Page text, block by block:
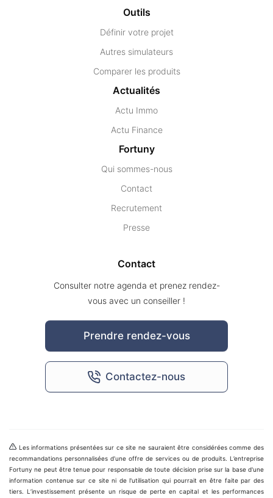
Outils
Définir votre projet
Autres simulateurs
Comparer les produits
Actualités
Actu Immo
Actu Finance
Fortuny
Qui sommes-nous
Contact
Recrutement
Presse
Contact
Consulter notre agenda et prenez rendez-
vous avec un conseiller !
Prendre rendez-vous
Contactez-nous
Les informations présentées sur ce site ne sauraient être considérées comme des
recommandations personnalisées d’une offre de services ou de produits. L’entreprise
Fortuny ne peut être tenue pour responsable de toute décision prise sur la base d'une
information contenue sur ce site ni de l'utilisation qui pourrait en être faite par des
tiers. L’investissement présente un risque de perte en capital et les performances